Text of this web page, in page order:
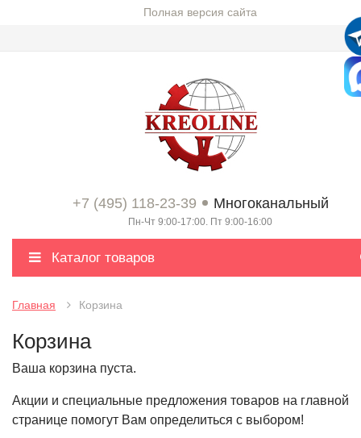
Полная версия сайта
+7 (495) 118-23-39 Многоканальный
Пн-Чт 9:00-17:00. Пт 9:00-16:00
Каталог товаров
Главная Корзина
Корзина
Ваша корзина пуста.
Акции и специальные предложения товаров на главной
странице помогут Вам определиться с выбором!